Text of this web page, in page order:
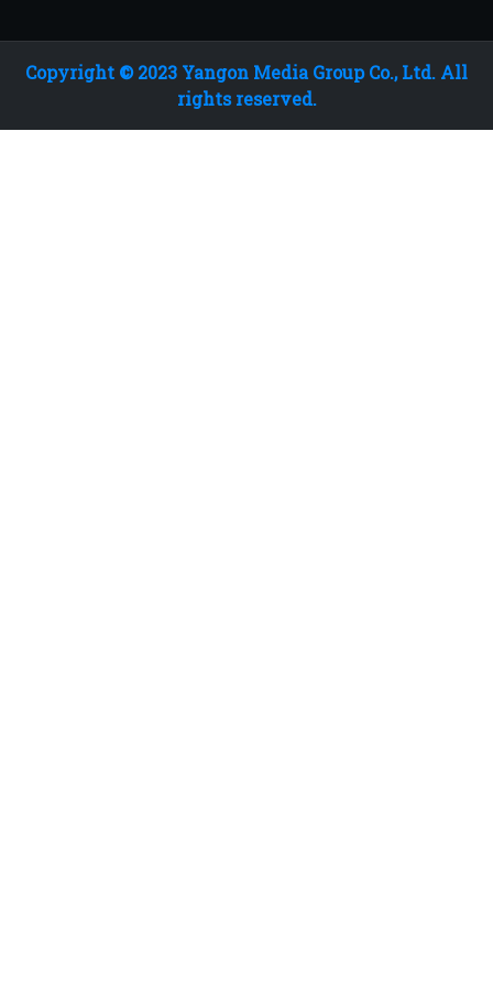
Copyright © 2023 Yangon Media Group Co., Ltd. All
rights reserved.